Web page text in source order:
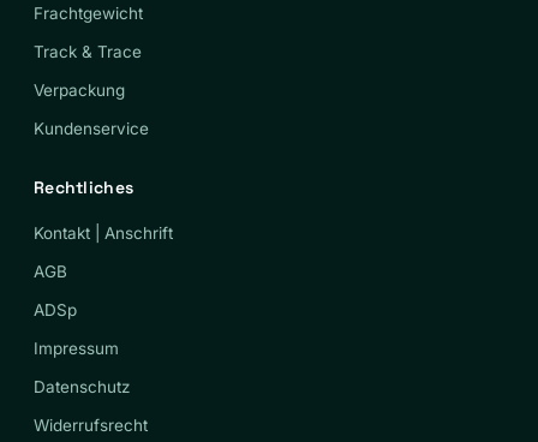
Frachtgewicht
Track & Trace
Verpackung
Kundenservice
Rechtliches
Kontakt | Anschrift
AGB
ADSp
Impressum
Datenschutz
Widerrufsrecht